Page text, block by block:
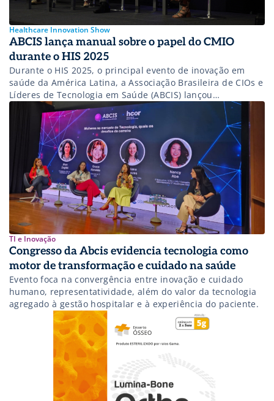
Healthcare Innovation Show
ABCIS lança manual sobre o papel do CMIO
durante o HIS 2025
Durante o HIS 2025, o principal evento de inovação em
saúde da América Latina, a Associação Brasileira de CIOs e
Líderes de Tecnologia em Saúde (ABCIS) lançou
oficialmente o Manual do Papel do Chief Medical
Information Officer (CMIO) no Brasil. O documento,
construído de forma colaborativa por líderes da saúde
digital, marca um avanço estratégico […]
TI e Inovação
Congresso da Abcis evidencia tecnologia como
motor de transformação e cuidado na saúde
Evento foca na convergência entre inovação e cuidado
humano, representatividade, além do valor da tecnologia
agregado à gestão hospitalar e à experiência do paciente.